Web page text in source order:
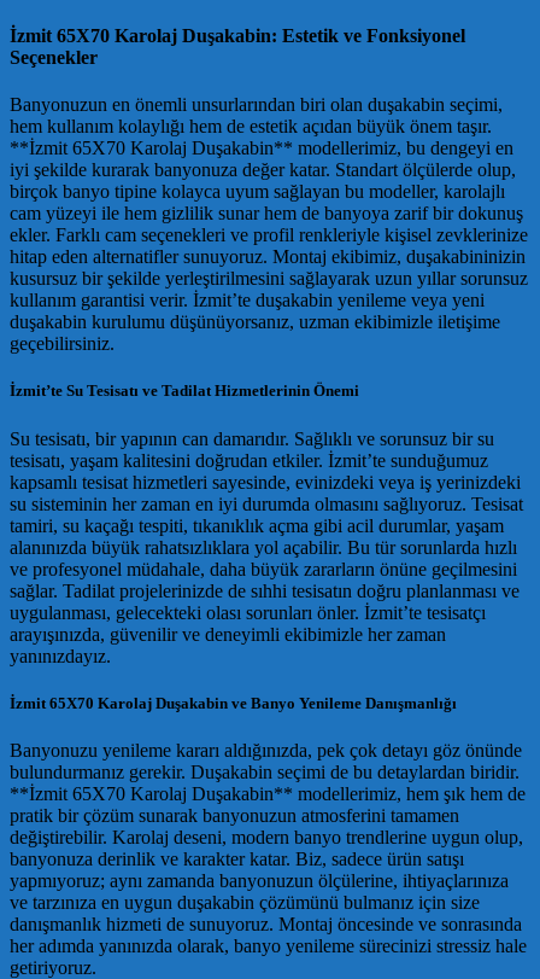
İzmit 65X70 Karolaj Duşakabin: Estetik ve Fonksiyonel
Seçenekler
Banyonuzun en önemli unsurlarından biri olan duşakabin seçimi,
hem kullanım kolaylığı hem de estetik açıdan büyük önem taşır.
**İzmit 65X70 Karolaj Duşakabin** modellerimiz, bu dengeyi en
iyi şekilde kurarak banyonuza değer katar. Standart ölçülerde olup,
birçok banyo tipine kolayca uyum sağlayan bu modeller, karolajlı
cam yüzeyi ile hem gizlilik sunar hem de banyoya zarif bir dokunuş
ekler. Farklı cam seçenekleri ve profil renkleriyle kişisel zevklerinize
hitap eden alternatifler sunuyoruz. Montaj ekibimiz, duşakabininizin
kusursuz bir şekilde yerleştirilmesini sağlayarak uzun yıllar sorunsuz
kullanım garantisi verir. İzmit’te duşakabin yenileme veya yeni
duşakabin kurulumu düşünüyorsanız, uzman ekibimizle iletişime
geçebilirsiniz.
İzmit’te Su Tesisatı ve Tadilat Hizmetlerinin Önemi
Su tesisatı, bir yapının can damarıdır. Sağlıklı ve sorunsuz bir su
tesisatı, yaşam kalitesini doğrudan etkiler. İzmit’te sunduğumuz
kapsamlı tesisat hizmetleri sayesinde, evinizdeki veya iş yerinizdeki
su sisteminin her zaman en iyi durumda olmasını sağlıyoruz. Tesisat
tamiri, su kaçağı tespiti, tıkanıklık açma gibi acil durumlar, yaşam
alanınızda büyük rahatsızlıklara yol açabilir. Bu tür sorunlarda hızlı
ve profesyonel müdahale, daha büyük zararların önüne geçilmesini
sağlar. Tadilat projelerinizde de sıhhi tesisatın doğru planlanması ve
uygulanması, gelecekteki olası sorunları önler. İzmit’te tesisatçı
arayışınızda, güvenilir ve deneyimli ekibimizle her zaman
yanınızdayız.
İzmit 65X70 Karolaj Duşakabin ve Banyo Yenileme Danışmanlığı
Banyonuzu yenileme kararı aldığınızda, pek çok detayı göz önünde
bulundurmanız gerekir. Duşakabin seçimi de bu detaylardan biridir.
**İzmit 65X70 Karolaj Duşakabin** modellerimiz, hem şık hem de
pratik bir çözüm sunarak banyonuzun atmosferini tamamen
değiştirebilir. Karolaj deseni, modern banyo trendlerine uygun olup,
banyonuza derinlik ve karakter katar. Biz, sadece ürün satışı
yapmıyoruz; aynı zamanda banyonuzun ölçülerine, ihtiyaçlarınıza
ve tarzınıza en uygun duşakabin çözümünü bulmanız için size
danışmanlık hizmeti de sunuyoruz. Montaj öncesinde ve sonrasında
her adımda yanınızda olarak, banyo yenileme sürecinizi stressiz hale
getiriyoruz.